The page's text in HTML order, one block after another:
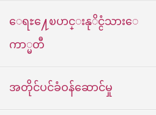
ေရႊ႔ေၿပာင္းနုိင္ငံသားေ
ကာ္မတီ
အတိုင်ပင်ခံဝန်ဆောင်မှု